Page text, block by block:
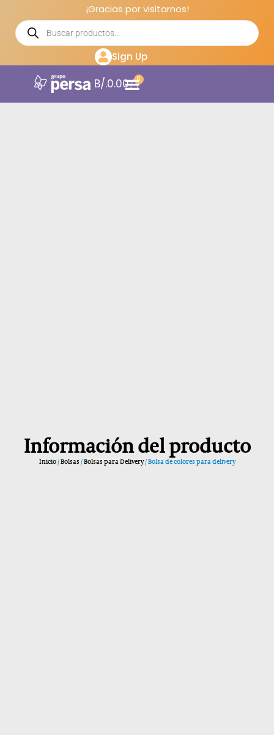
¡Gracias por visitarnos!
Sign Up
B/.0.00 0
Información del producto
Inicio/Bolsas /Bolsas para Delivery/ Bolsa de colores para delivery